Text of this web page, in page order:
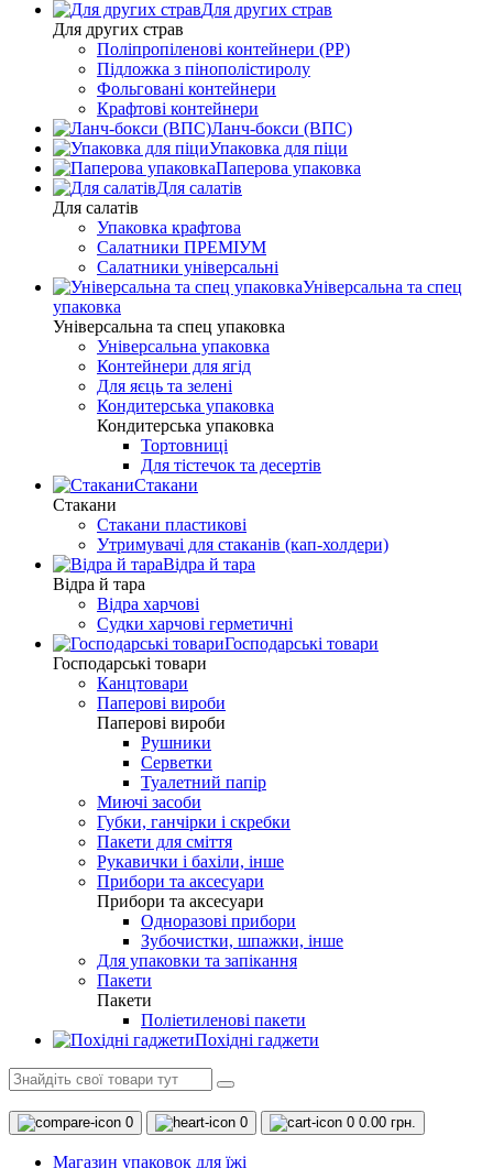
Для других страв
Для других страв
Поліпропіленові контейнери (PP)
Підложка з пінополістиролу
Фольговані контейнери
Крафтові контейнери
Ланч-бокси (ВПС)
Упаковка для піци
Паперова упаковка
Для салатів
Для салатів
Упаковка крафтова
Салатники ПРЕМІУМ
Салатники універсальні
Універсальна та спец
упаковка
Універсальна та спец упаковка
Універсальна упаковка
Контейнери для ягід
Для яєць та зелені
Кондитерська упаковка
Кондитерська упаковка
Тортовниці
Для тістечок та десертів
Стакани
Стакани
Стакани пластикові
Утримувачі для стаканів (кап-холдери)
Відра й тара
Відра й тара
Відра харчові
Судки харчові герметичні
Господарські товари
Господарські товари
Канцтовари
Паперові вироби
Паперові вироби
Рушники
Серветки
Туалетний папір
Миючі засоби
Губки, ганчірки і скребки
Пакети для сміття
Рукавички і бахіли, інше
Прибори та аксесуари
Прибори та аксесуари
Одноразові прибори
Зубочистки, шпажки, інше
Для упаковки та запікання
Пакети
Пакети
Поліетиленові пакети
Похідні гаджети
0 0 0 0.00 грн.
Магазин упаковок для їжі